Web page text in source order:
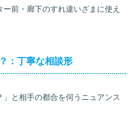
前・廊下のすれ違いざまに使え
：丁寧な相談形
」と相手の都合を伺うニュアンス